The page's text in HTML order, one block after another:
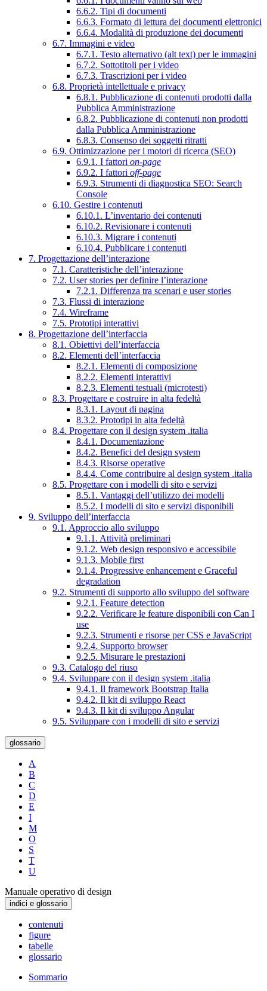
6.6.2. Tipi di documenti
6.6.3. Formato di lettura dei documenti elettronici
6.6.4. Modalità di produzione dei documenti
6.7. Immagini e video
6.7.1. Testo alternativo (alt text) per le immagini
6.7.2. Sottotitoli per i video
6.7.3. Trascrizioni per i video
6.8. Proprietà intellettuale e privacy
6.8.1. Pubblicazione di contenuti prodotti dalla
Pubblica Amministrazione
6.8.2. Pubblicazione di contenuti non prodotti
dalla Pubblica Amministrazione
6.8.3. Consenso dei soggetti ritratti
6.9. Ottimizzazione per i motori di ricerca (SEO)
6.9.1. I fattori on-page
6.9.2. I fattori off-page
6.9.3. Strumenti di diagnostica SEO: Search
Console
6.10. Gestire i contenuti
6.10.1. L’inventario dei contenuti
6.10.2. Revisionare i contenuti
6.10.3. Migrare i contenuti
6.10.4. Pubblicare i contenuti
7. Progettazione dell’interazione
7.1. Caratteristiche dell’interazione
7.2. User stories per definire l’interazione
7.2.1. Differenza tra scenari e user stories
7.3. Flussi di interazione
7.4. Wireframe
7.5. Prototipi interattivi
8. Progettazione dell’interfaccia
8.1. Obiettivi dell’interfaccia
8.2. Elementi dell’interfaccia
8.2.1. Elementi di composizione
8.2.2. Elementi interattivi
8.2.3. Elementi testuali (microtesti)
8.3. Progettare e costruire in alta fedeltà
8.3.1. Layout di pagina
8.3.2. Prototipi in alta fedeltà
8.4. Progettare con il design system .italia
8.4.1. Documentazione
8.4.2. Benefici del design system
8.4.3. Risorse operative
8.4.4. Come contribuire al design system .italia
8.5. Progettare con i modelli di sito e servizi
8.5.1. Vantaggi dell’utilizzo dei modelli
8.5.2. I modelli di sito e servizi disponibili
9. Sviluppo dell’interfaccia
9.1. Approccio allo sviluppo
9.1.1. Attività preliminari
9.1.2. Web design responsivo e accessibile
9.1.3. Mobile first
9.1.4. Progressive enhancement e Graceful
degradation
9.2. Strumenti di supporto allo sviluppo del software
9.2.1. Feature detection
9.2.2. Verificare le feature disponibili con Can I
use
9.2.3. Strumenti e risorse per CSS e JavaScript
9.2.4. Supporto browser
9.2.5. Misurare le prestazioni
9.3. Catalogo del riuso
9.4. Sviluppare con il design system .italia
9.4.1. Il framework Bootstrap Italia
9.4.2. Il kit di sviluppo React
9.4.3. Il kit di sviluppo Angular
9.5. Sviluppare con i modelli di sito e servizi
glossario
A
B
C
D
E
I
M
O
S
T
U
Manuale operativo di design
indici e glossario
contenuti
figure
tabelle
glossario
Sommario